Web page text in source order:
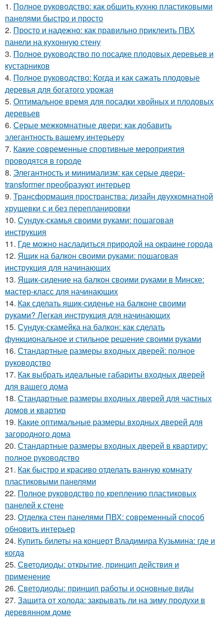
1. Полное руководство: как обшить кухню пластиковыми
панелями быстро и просто
2. Просто и надежно: как правильно приклеить ПВХ
панели на кухонную стену
3. Полное руководство по посадке плодовых деревьев и
кустарников
4. Полное руководство: Когда и как сажать плодовые
деревья для богатого урожая
5. Оптимальное время для посадки хвойных и плодовых
деревьев
6. Серые межкомнатные двери: как добавить
элегантность вашему интерьеру
7. Какие современные спортивные мероприятия
проводятся в городе
8. Элегантность и минимализм: как серые двери-
transformer преобразуют интерьер
9. Трансформация пространства: дизайн двухкомнатной
хрущевки с и без перепланировки
10. Сундук-скамья своими руками: пошаговая
инструкция
11. Где можно насладиться природой на окраине города
12. Ящик на балкон своими руками: пошаговая
инструкция для начинающих
13. Ящик-сидение на балкон своими руками в Минске:
мастер-класс для начинающих
14. Как сделать ящик-сиденье на балконе своими
руками? Легкая инструкция для начинающих
15. Сундук-скамейка на балкон: как сделать
функциональное и стильное решение своими руками
16. Стандартные размеры входных дверей: полное
руководство
17. Как выбрать идеальные габариты входных дверей
для вашего дома
18. Стандартные размеры входных дверей для частных
домов и квартир
19. Какие оптимальные размеры входных дверей для
загородного дома
20. Стандартные размеры входных дверей в квартиру:
полное руководство
21. Как быстро и красиво отделать ванную комнату
пластиковыми панелями
22. Полное руководство по креплению пластиковых
панелей к стене
23. Отделка стен панелями ПВХ: современный способ
обновить интерьер
24. Купить билеты на концерт Владимира Кузьмина: где и
когда
25. Светодиоды: открытие, принцип действия и
применение
26. Светодиоды: принцип работы и основные виды
27. Защита от холода: закрывать ли на зиму продухи в
деревянном доме